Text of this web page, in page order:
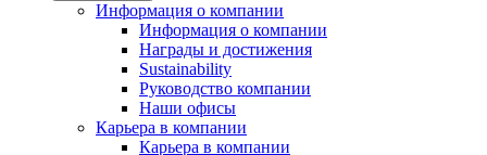
Информация о компании
Информация о компании
Награды и достижения
Sustainability
Руководство компании
Наши офисы
Карьера в компании
Карьера в компании